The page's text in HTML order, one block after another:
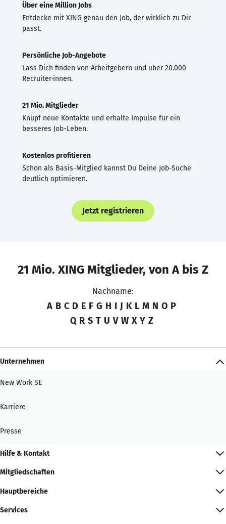
Über eine Million Jobs
Entdecke mit XING genau den Job, der wirklich zu Dir
passt.
Persönliche Job-Angebote
Lass Dich finden von Arbeitgebern und über 20.000
Recruiter·innen.
21 Mio. Mitglieder
Knüpf neue Kontakte und erhalte Impulse für ein
besseres Job-Leben.
Kostenlos profitieren
Schon als Basis-Mitglied kannst Du Deine Job-Suche
deutlich optimieren.
Jetzt registrieren
21 Mio. XING Mitglieder, von A bis Z
Nachname:
A B C D E F G H I J K L M N O P
Q R S T U V W X Y Z
Unternehmen
New Work SE
Karriere
Presse
Hilfe & Kontakt
Mitgliedschaften
Hauptbereiche
Services